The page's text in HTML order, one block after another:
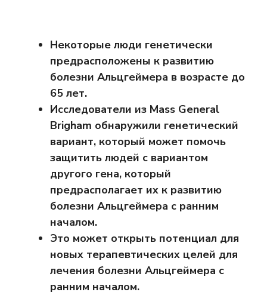
Некоторые люди генетически
предрасположены к развитию
болезни Альцгеймера в возрасте до
65 лет.
Исследователи из Mass General
Brigham обнаружили генетический
вариант, который может помочь
защитить людей с вариантом
другого гена, который
предрасполагает их к развитию
болезни Альцгеймера с ранним
началом.
Это может открыть потенциал для
новых терапевтических целей для
лечения болезни Альцгеймера с
ранним началом.